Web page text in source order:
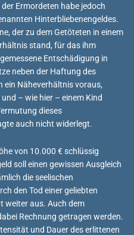
Ermordeten habe jedoch
Hinterbliebenengeldes.
der zu dem Getöteten in einem
stand, für das ihm
Entschädigung in
neben der Haftung des
ein Näheverhältnis voraus,
– wie hier – einem Kind
dieses
auch nicht widerlegt.
von 10.000 € schlüssig
soll einen gewissen Ausgleich
die seelischen
den Tod einer geliebten
weiter aus. Auch dem
Rechnung getragen werden.
und Dauer des erlittenen